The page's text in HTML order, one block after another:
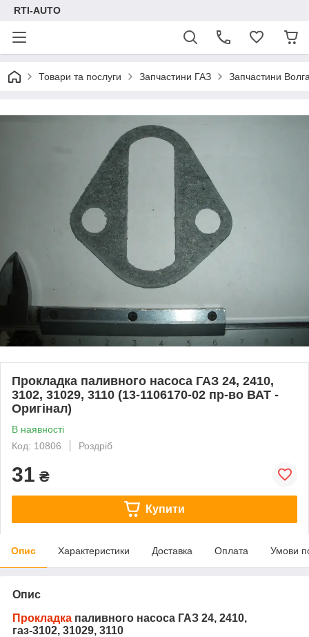
RTI-AUTO
Товари та послуги Запчастини ГАЗ Запчастини
Прокладка паливного насоса ГАЗ 24, 2410,
3102, 31029, 3110 (13-1106170-02 пр-во ВАТ -
Оригінал)
В наявності
Код: 10806
Роздріб
31 ₴
Купити
Опис Характеристики Доставка Оплата Умови
Опис
Прокладка паливного насоса ГАЗ 24, 2410,
газ-3102, 31029, 3110